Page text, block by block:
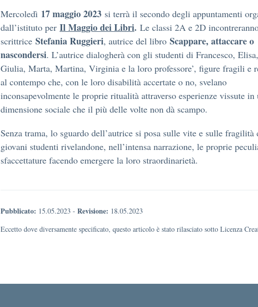
Mercoledì 17 maggio 2023 si terrà il secondo degli appuntamenti
dall’istituto per Il Maggio dei Libri. Le classi 2A e 2D
scrittrice Stefania Ruggieri, autrice del libro Scappare, attaccare o
nascondersi. L’autrice dialogherà con gli studenti di Francesco,
Giulia, Marta, Martina, Virginia e la loro professore’, figure fragili e
al contempo che, con le loro disabilità accertate o no, svelano
inconsapevolmente le proprie ritualità attraverso esperienze vissute in
dimensione sociale che il più delle volte non dà scampo.
Senza trama, lo sguardo dell’autrice si posa sulle vite e sulle fragilità
giovani studenti rivelandone, nell’intensa narrazione, le proprie
sfaccettature facendo emergere la loro straordinarietà.
Pubblicato: 15.05.2023 - Revisione: 18.05.2023
Eccetto dove diversamente specificato, questo articolo è stato rilasciato sotto Licenza